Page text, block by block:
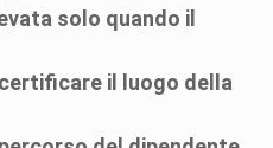
solo quando il
il luogo della